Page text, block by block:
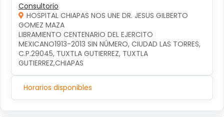
Consultorio
HOSPITAL CHIAPAS NOS UNE DR. JESUS GILBERTO
GOMEZ MAZA
LIBRAMIENTO CENTENARIO DEL EJERCITO
MEXICANO1913-2013 SIN NÚMERO, CIUDAD LAS TORRES,
C.P.29045, TUXTLA GUTIERREZ, TUXTLA
GUTIERREZ,CHIAPAS
Horarios disponibles